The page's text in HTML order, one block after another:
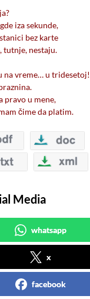
iza sekunde,
bez karte
tutnje, nestaju.
na vreme… u tridesetoj!
pravo u mene,
čime da platim.
Media
whatsapp
x
facebook